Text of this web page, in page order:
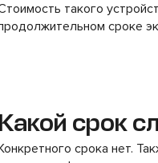
такого
сроке
Какой срок
срока нет.